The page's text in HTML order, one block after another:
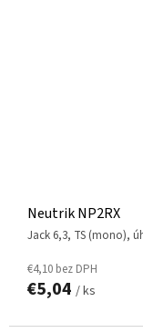
Neutrik NP2RX
jack 6,3, TS (mono),
€4,10 bez DPH
€5,04 / ks